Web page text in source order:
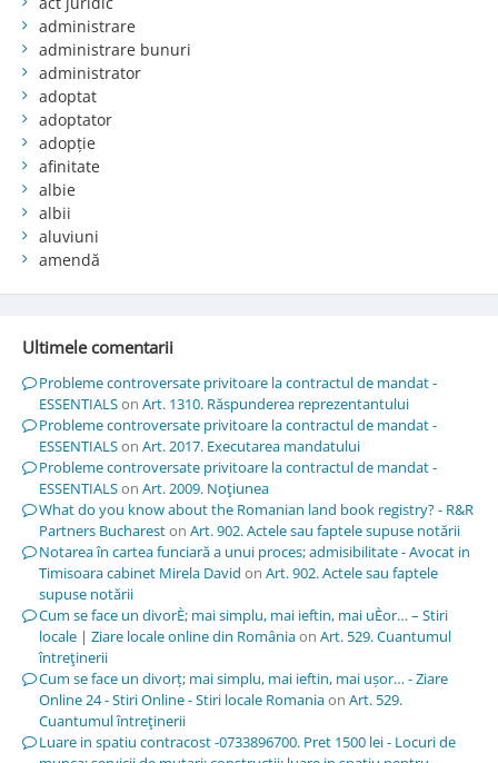
administrare
administrare bunuri
administrator
adoptat
adoptator
adopție
afinitate
albie
albii
aluviuni
amendă
Ultimele comentarii
Probleme controversate privitoare la contractul de mandat -
ESSENTIALSon Art. 1310. Răspunderea reprezentantului
Probleme controversate privitoare la contractul de mandat -
ESSENTIALSon Art. 2017. Executarea mandatului
Probleme controversate privitoare la contractul de mandat -
ESSENTIALSon Art. 2009. Noţiunea
What do you know about the Romanian land book registry? - R&R
Partners Buchareston Art. 902. Actele sau faptele supuse notării
Notarea în cartea funciară a unui proces; admisibilitate - Avocat in
Timisoara cabinet Mirela David on Art. 902. Actele sau faptele
supuse notării
Cum se face un divorÈ; mai simplu, mai ieftin, mai uÈor… – Stiri
locale | Ziare locale online din Româniaon Art. 529. Cuantumul
întreţinerii
Cum se face un divorț; mai simplu, mai ieftin, mai ușor… - Ziare
Online 24 - Stiri Online - Stiri locale Romaniaon Art. 529.
Cuantumul întreţinerii
Luare in spatiu contracost -0733896700. Pret 1500 lei - Locuri de